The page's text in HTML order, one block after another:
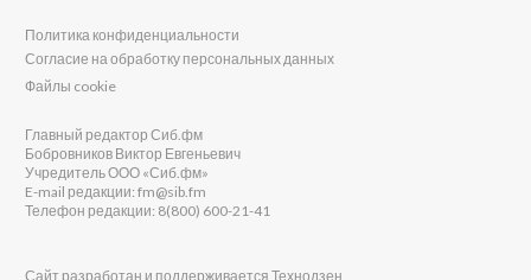
Политика конфиденциальности
Согласие на обработку персональных данных
Файлы cookie
Главный редактор Сиб.фм
Бобровников Виктор Евгеньевич
Учредитель ООО «Сиб.фм»
E-mail редакции: fm@sib.fm
Телефон редакции: 8(800) 600-21-41
Сайт разработан и поддерживается Технодзен